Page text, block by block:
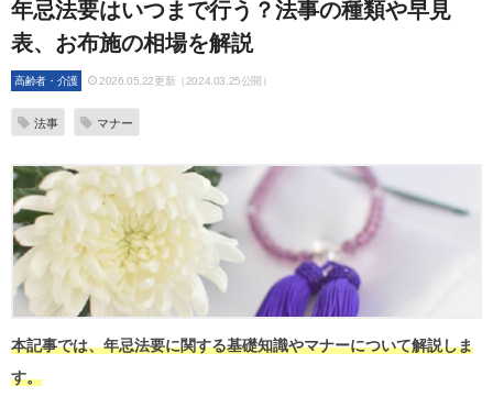
年忌法要はいつまで行う？法事の種類や早見
表、お布施の相場を解説
高齢者・介護 2026.05.22更新（2024.03.25公開）
法事 マナー
本記事では、年忌法要に関する基礎知識やマナーについて解説しま
す。